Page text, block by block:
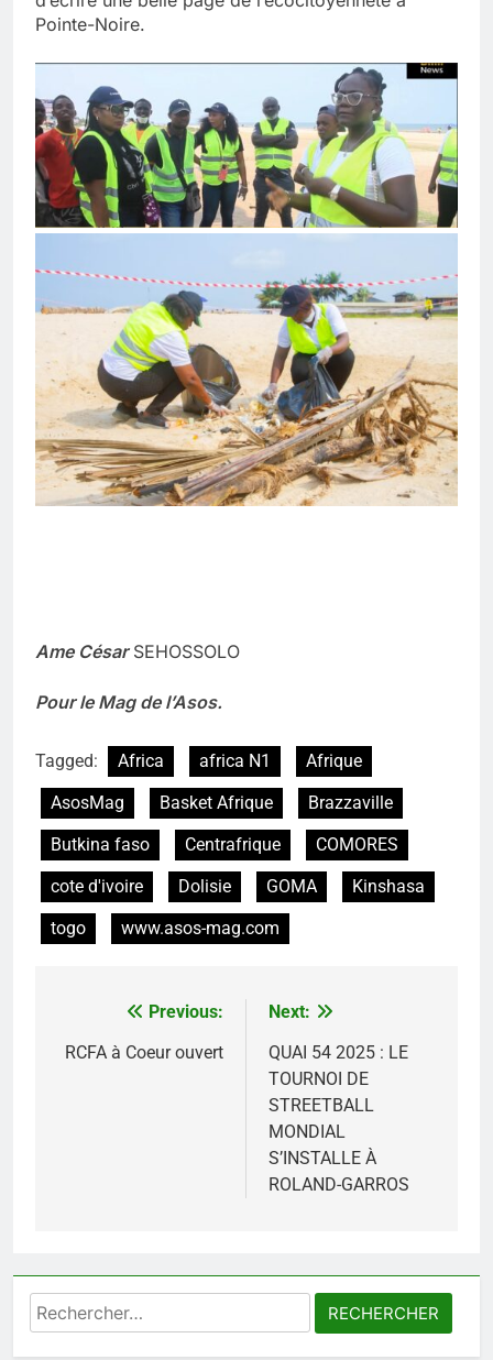
Pointe-Noire.
Ame CésarSEHOSSOLO
Pour le Mag de l’Asos.
Tagged: Africa africa N1
Afrique
AsosMag
Basket Afrique
Brazzaville
Butkina faso
Centrafrique
COMORES
cote d'ivoire
Dolisie GOMA
Kinshasa
togo
www.asos-mag.com
Navigation
de
Previous:
RCFA à Coeur ouvert
Next:
QUAI 54 2025 : LE
TOURNOI DE
STREETBALL
MONDIAL
S’INSTALLE À
ROLAND-GARROS
Rechercher :